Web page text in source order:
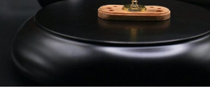
Il Green Deal europeo
A proporre ilGreen Dealeuropeo è
Der Leyen